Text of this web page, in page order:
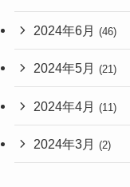
2024年6月 (46)
2024年5月 (21)
2024年4月 (11)
2024年3月 (2)